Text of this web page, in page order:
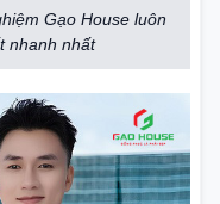
Gạo House luôn
nhanh nhất